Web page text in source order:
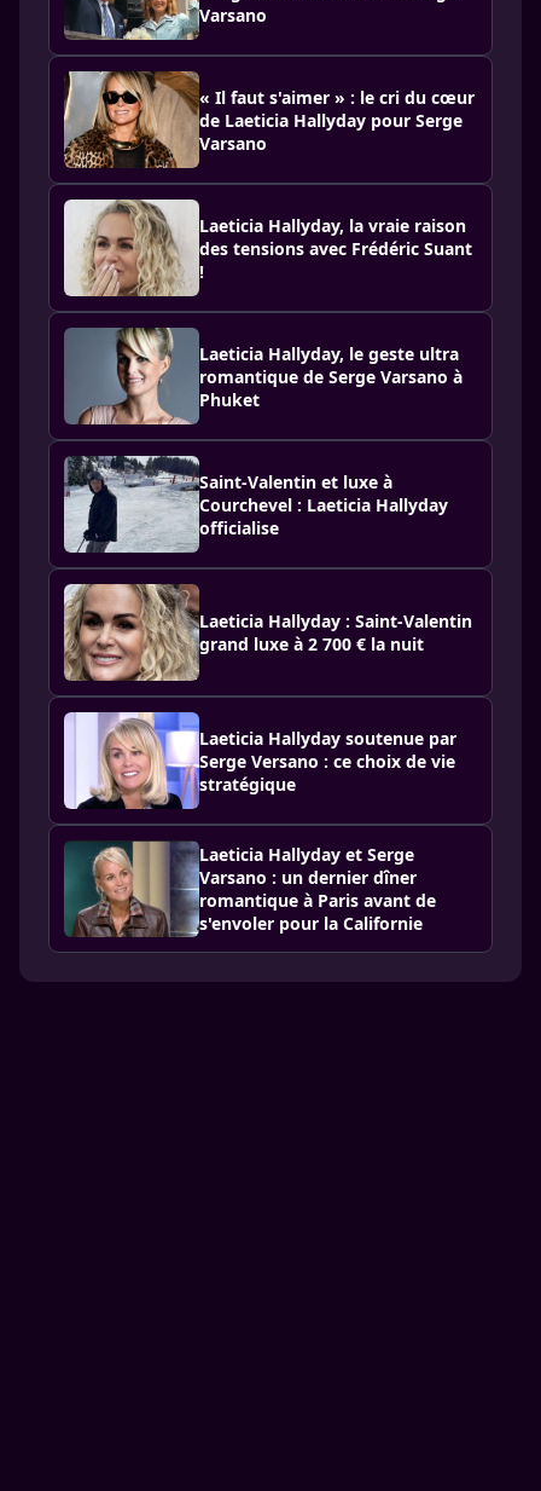
Varsano
« Il faut s'aimer » : le cri du cœur
de Laeticia Hallyday pour Serge
Varsano
Laeticia Hallyday, la vraie raison
des tensions avec Frédéric Suant
!
Laeticia Hallyday, le geste ultra
romantique de Serge Varsano à
Phuket
Saint-Valentin et luxe à
Courchevel : Laeticia Hallyday
officialise
Laeticia Hallyday : Saint-Valentin
grand luxe à 2 700 € la nuit
Laeticia Hallyday soutenue par
Serge Versano : ce choix de vie
stratégique
Laeticia Hallyday et Serge
Varsano : un dernier dîner
romantique à Paris avant de
s'envoler pour la Californie